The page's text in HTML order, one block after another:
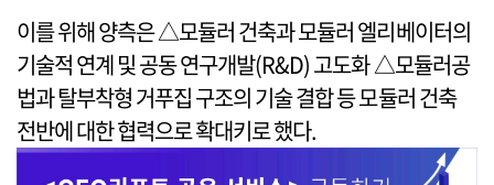
이를 위해 양측은 △모듈러 건축과 모듈러 엘리베이터의
기술적 연계 및 공동 연구개발(R&D) 고도화 △모듈러공
법과 탈부착형 거푸집 구조의 기술 결합 등 모듈러 건축
전반에 대한 협력으로 확대키로 했다.